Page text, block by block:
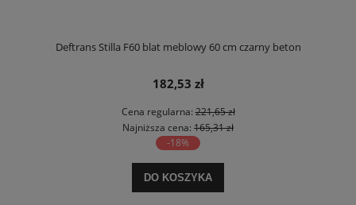
Deftrans Stilla F60 blat meblowy 60 cm czarny beton
182,53 zł
Cena regularna:221,65 zł
Najniższa cena: 165,31 zł
-18%
DO KOSZYKA